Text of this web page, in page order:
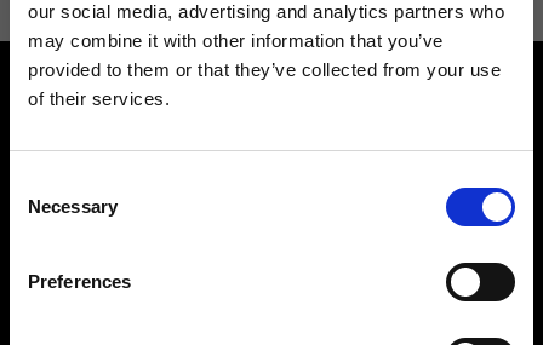
our social media, advertising and analytics partners who
may combine it with other information that you’ve
provided to them or that they’ve collected from your use
of their services.
Selection
Necessary
Preferences
Trova il tuo negozio Ripani
Rispondiamo a tutte le tue